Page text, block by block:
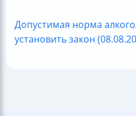
Допустимая норма
установить закон